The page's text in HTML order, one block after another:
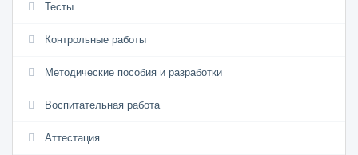
Тесты
Контрольные работы
Методические пособия и разработки
Воспитательная работа
Аттестация